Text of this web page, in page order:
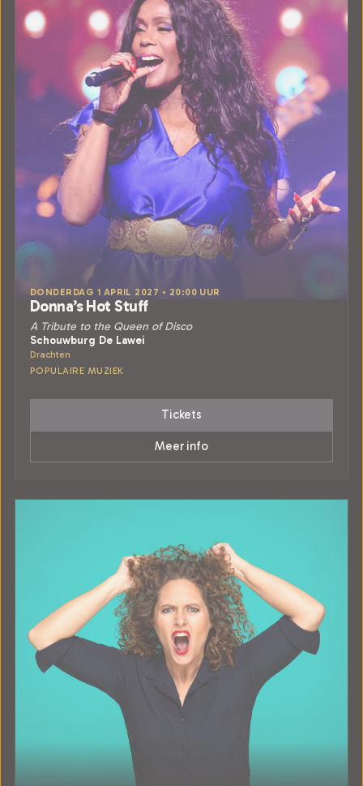
DONDERDAG 1 APRIL 2027 • 20:00 UUR
Donna’s Hot Stuff
A Tribute to the Queen of Disco
Schouwburg De Lawei
Drachten
POPULAIRE MUZIEK
Tickets
Meer info